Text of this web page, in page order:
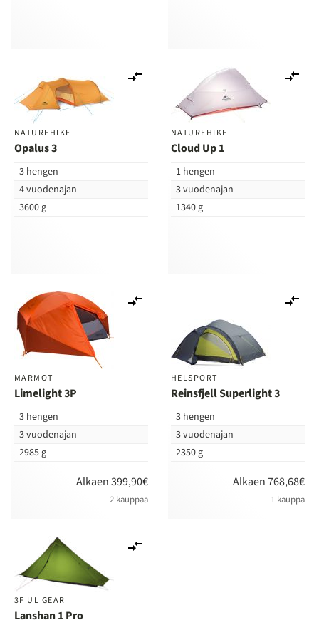
NATUREHIKE
Opalus 3
3 hengen
4 vuodenajan
3600 g
NATUREHIKE
Cloud Up 1
1 hengen
3 vuodenajan
1340 g
MARMOT
Limelight 3P
3 hengen
3 vuodenajan
2985 g
Alkaen 399,90€
2 kauppaa
HELSPORT
Reinsfjell Superlight 3
3 hengen
3 vuodenajan
2350 g
Alkaen 768,68€
1 kauppa
3F UL GEAR
Lanshan 1 Pro